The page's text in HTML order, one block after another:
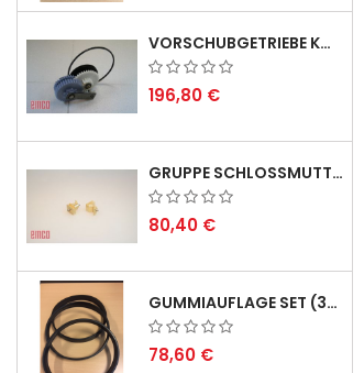
VORSCHUBGETRIEBE KOMPL. F. REX 2000 MIT KEILRIEMEN - DERZEIT NICHT LAGERND
196,80 €
GRUPPE SCHLOSSMUTTER METRISCH
80,40 €
GUMMIAUFLAGE SET (3STÜCK) FÜR EMCO SWING UND BS 3 - LIEFERVERZÖGERUNG AUGUST 2026
78,60 €